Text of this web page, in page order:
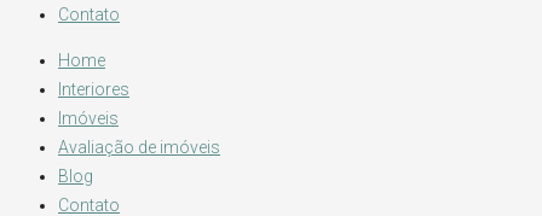
Contato
Home
Interiores
Imóveis
Avaliação de imóveis
Blog
Contato